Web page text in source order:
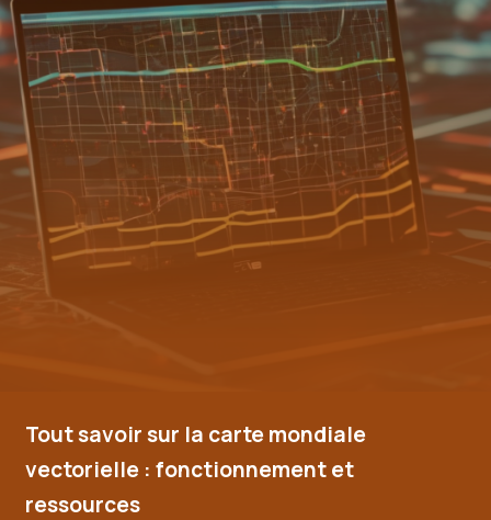
Tout savoir sur la carte mondiale
vectorielle : fonctionnement et
ressources